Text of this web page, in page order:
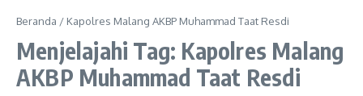
Beranda / Kapolres Malang AKBP Muhammad Taat Resdi
Menjelajahi Tag: Kapolres Malang
AKBP Muhammad Taat Resdi